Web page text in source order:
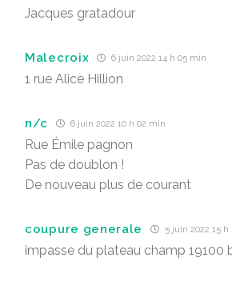
Jacques gratadour
Malecroix 6 juin 2022 14 h 05 min
1 rue Alice Hillion
n/c 6 juin 2022 10 h 02 min
Rue Émile pagnon
Pas de doublon !
De nouveau plus de courant
coupure generale 5 juin 2022 15 h
impasse du plateau champ 19100